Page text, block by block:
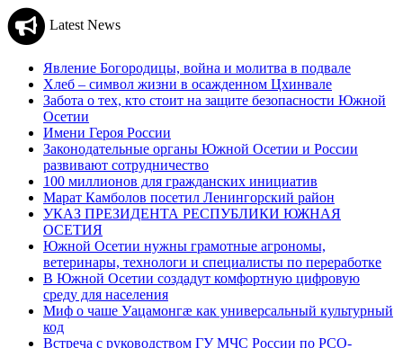
Latest News
Явление Богородицы, война и молитва в подвале
Хлеб – символ жизни в осажденном Цхинвале
Забота о тех, кто стоит на защите безопасности Южной
Осетии
Имени Героя России
Законодательные органы Южной Осетии и России
развивают сотрудничество
100 миллионов для гражданских инициатив
Марат Камболов посетил Ленингорский район
УКАЗ ПРЕЗИДЕНТА РЕСПУБЛИКИ ЮЖНАЯ
ОСЕТИЯ
Южной Осетии нужны грамотные агрономы,
ветеринары, технологи и специалисты по переработке
В Южной Осетии создадут комфортную цифровую
среду для населения
Миф о чаше Уацамонгæ как универсальный культурный
код
Встреча с руководством ГУ МЧС России по РСО-